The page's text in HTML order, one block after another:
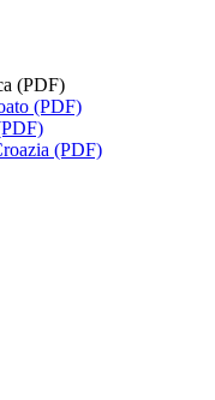
(PDF)
(PDF)
(PDF)